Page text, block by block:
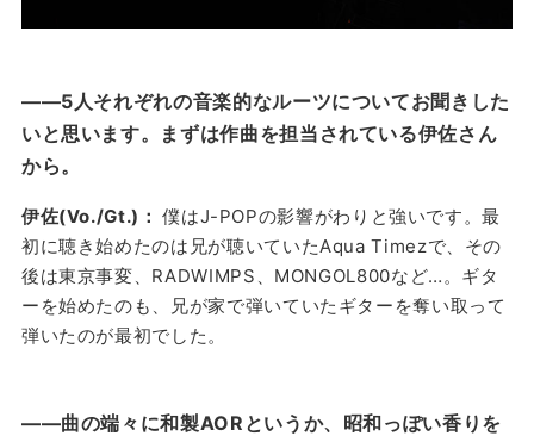
——5人それぞれの音楽的なルーツについてお聞きした
いと思います。まずは作曲を担当されている伊佐さん
から。
伊佐(Vo./Gt.)：僕はJ-POPの影響がわりと強いです。最
初に聴き始めたのは兄が聴いていたAqua Timezで、その
後は東京事変、RADWIMPS、MONGOL800など…。ギタ
ーを始めたのも、兄が家で弾いていたギターを奪い取って
弾いたのが最初でした。
——曲の端々に和製AORというか、昭和っぽい香りを